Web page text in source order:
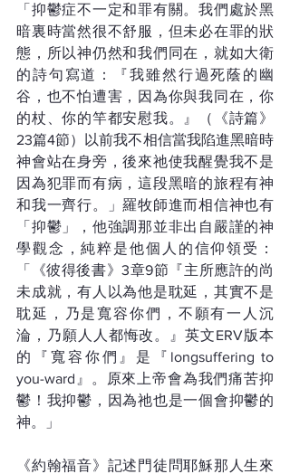
「抑鬱症不一定和罪有關。我們處於黑
暗裏時當然很不舒服，但未必在罪的狀
態，所以神仍然和我們同在，就如大衛
的詩句寫道：『我雖然行過死蔭的幽
谷，也不怕遭害，因為你與我同在，你
的杖、你的竿都安慰我。』（《詩篇》
23篇4節）以前我不相信當我陷進黑暗時
神會站在身旁，後來祂使我醒覺我不是
因為犯罪而有病，這段黑暗的旅程有神
和我一齊行。」羅牧師進而相信神也有
「抑鬱」，他強調那並非出自嚴謹的神
學觀念，純粹是他個人的信仰領受：
「《彼得後書》3章9節『主所應許的尚
未成就，有人以為他是耽延，其實不是
耽延，乃是寬容你們，不願有一人沉
淪，乃願人人都悔改。』英文ERV版本
的『寬容你們』是『longsuffering to
you-ward』。原來上帝會為我們痛苦抑
鬱！我抑鬱，因為祂也是一個會抑鬱的
神。」
《約翰福音》記述門徒問耶穌那人生來